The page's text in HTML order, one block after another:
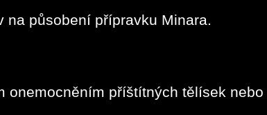
působení přípravku Minara.
příštítných tělísek